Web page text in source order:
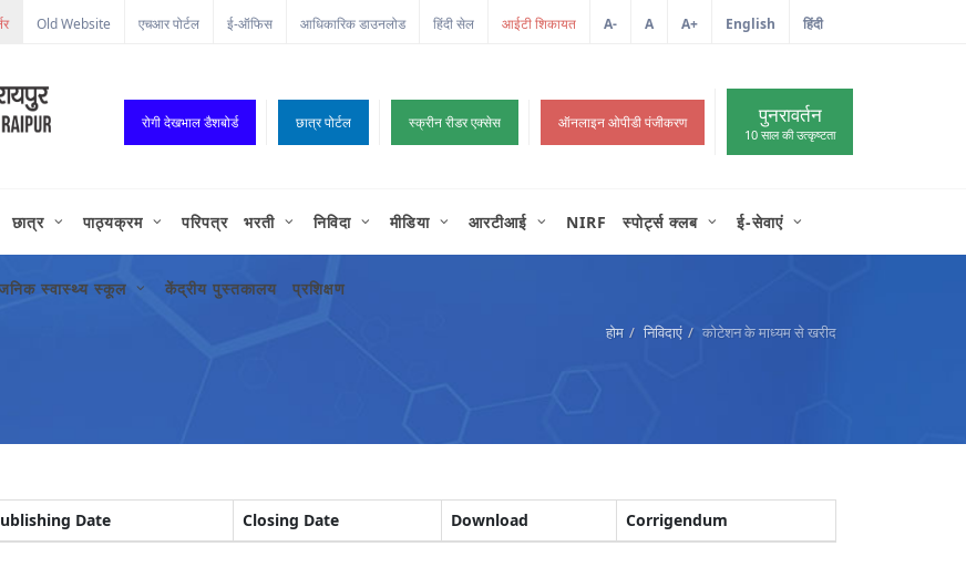
Old Website एचआर पोर्टल ई-ऑफिस आधिकारिक डाउनलोड हिंदी सेल A- A A+ English हिंदी
रोगी देखभाल डैशबोर्ड छात्र पोर्टल स्क्रीन रीडर एक्सेस ऑनलाइन ओपीडी पंजीकरण पुनरावर्तन
10 साल की उत्कृष्टता
छात्र पाठ्यक्रम परिपत्र भरती निविदा मीडिया आरटीआई NIRF स्पोर्ट्स क्लब ई-सेवाएं
स्वास्थ्य स्कूल केंद्रीय पुस्तकालय प्रशिक्षण
होम निविदाएं कोटेशन के माध्यम से खरीद
Date Closing Date Download Corrigendum